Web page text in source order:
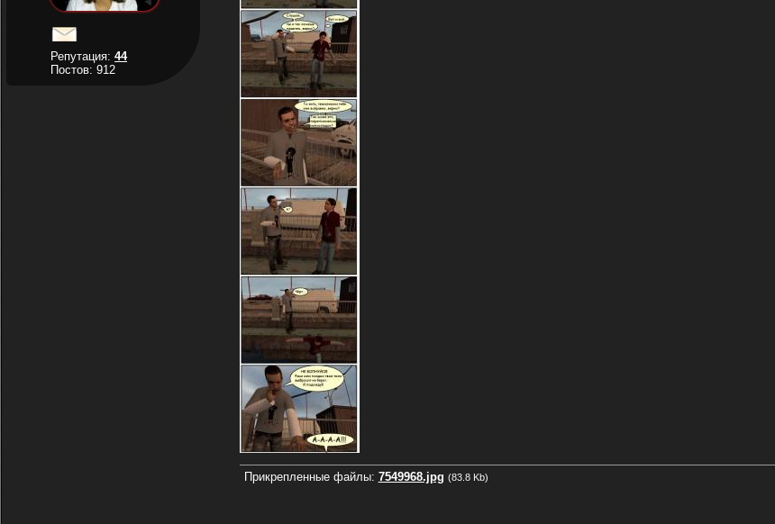
Репутация:44
Постов: 912
Прикрепленные файлы: 7549968.jpg (83.8 Kb)